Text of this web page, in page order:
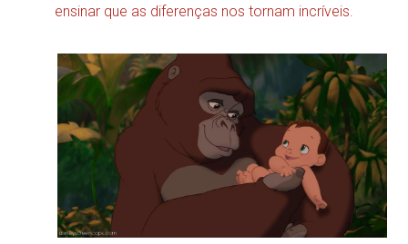
ensinar que as diferenças nos tornam incríveis.